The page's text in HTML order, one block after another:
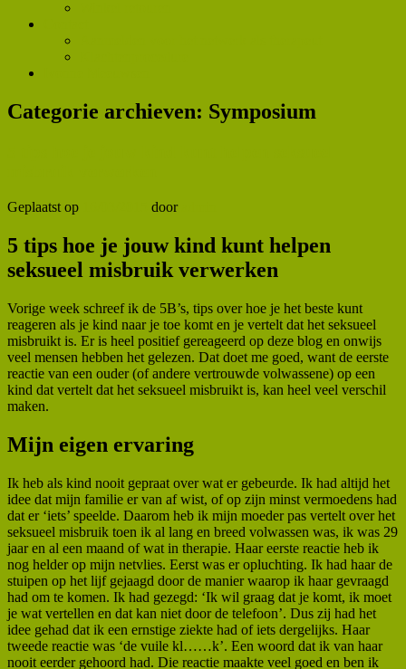
Categorie archieven: Symposium
Geplaatst op door
5 tips hoe je jouw kind kunt helpen
seksueel misbruik verwerken
Vorige week schreef ik de 5B’s, tips over hoe je het beste kunt
reageren als je kind naar je toe komt en je vertelt dat het seksueel
misbruikt is. Er is heel positief gereageerd op deze blog en onwijs
veel mensen hebben het gelezen. Dat doet me goed, want de eerste
reactie van een ouder (of andere vertrouwde volwassene) op een
kind dat vertelt dat het seksueel misbruikt is, kan heel veel verschil
maken.
Mijn eigen ervaring
Ik heb als kind nooit gepraat over wat er gebeurde. Ik had altijd het
idee dat mijn familie er van af wist, of op zijn minst vermoedens had
dat er ‘iets’ speelde. Daarom heb ik mijn moeder pas vertelt over het
seksueel misbruik toen ik al lang en breed volwassen was, ik was 29
jaar en al een maand of wat in therapie. Haar eerste reactie heb ik
nog helder op mijn netvlies. Eerst was er opluchting. Ik had haar de
stuipen op het lijf gejaagd door de manier waarop ik haar gevraagd
had om te komen. Ik had gezegd: ‘Ik wil graag dat je komt, ik moet
je wat vertellen en dat kan niet door de telefoon’. Dus zij had het
idee gehad dat ik een ernstige ziekte had of iets dergelijks. Haar
tweede reactie was ‘de vuile kl……k’. Een woord dat ik van haar
nooit eerder gehoord had. Die reactie maakte veel goed en ben ik